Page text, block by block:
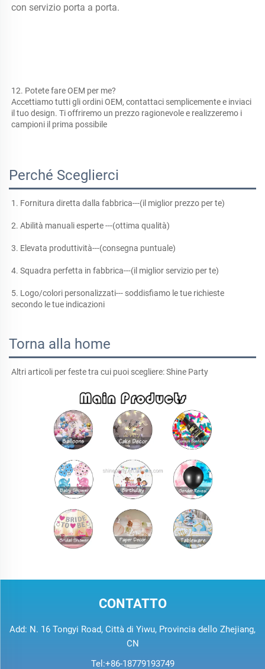
con servizio porta a porta.
12. Potete fare OEM per me?
Accettiamo tutti gli ordini OEM, contattaci semplicemente e inviaci
il tuo design. Ti offriremo un prezzo ragionevole e realizzeremo i
campioni il prima possibile
Perché Sceglierci
1. Fornitura diretta dalla fabbrica---(il miglior prezzo per te)
2. Abilità manuali esperte ---(ottima qualità)
3. Elevata produttività---(consegna puntuale)
4. Squadra perfetta in fabbrica---(il miglior servizio per te)
5. Logo/colori personalizzati--- soddisfiamo le tue richieste
secondo le tue indicazioni
Torna alla home
Altri articoli per feste tra cui puoi scegliere: Shine Party
CONTATTO
Add: N. 16 Tongyi Road, Città di Yiwu, Provincia dello Zhejiang,
CN
Tel:+86-18779193749